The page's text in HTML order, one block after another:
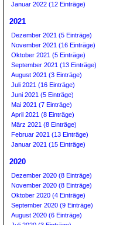
Januar 2022 (12 Einträge)
2021
Dezember 2021 (5 Einträge)
November 2021 (16 Einträge)
Oktober 2021 (5 Einträge)
September 2021 (13 Einträge)
August 2021 (3 Einträge)
Juli 2021 (16 Einträge)
Juni 2021 (5 Einträge)
Mai 2021 (7 Einträge)
April 2021 (8 Einträge)
März 2021 (8 Einträge)
Februar 2021 (13 Einträge)
Januar 2021 (15 Einträge)
2020
Dezember 2020 (8 Einträge)
November 2020 (8 Einträge)
Oktober 2020 (4 Einträge)
September 2020 (9 Einträge)
August 2020 (6 Einträge)